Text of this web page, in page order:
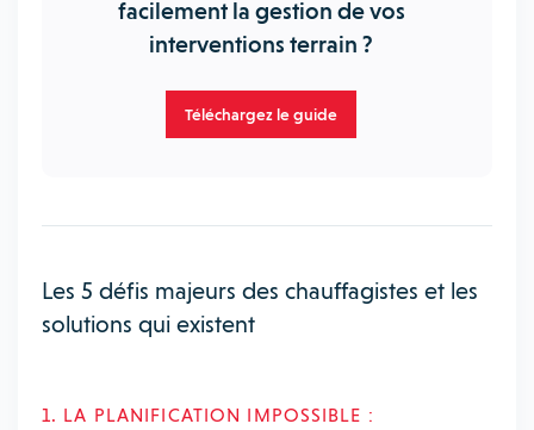
facilement la gestion de vos
interventions terrain ?
Téléchargez le guide
Les 5 défis majeurs des chauffagistes et les
solutions qui existent
1. LA PLANIFICATION IMPOSSIBLE :